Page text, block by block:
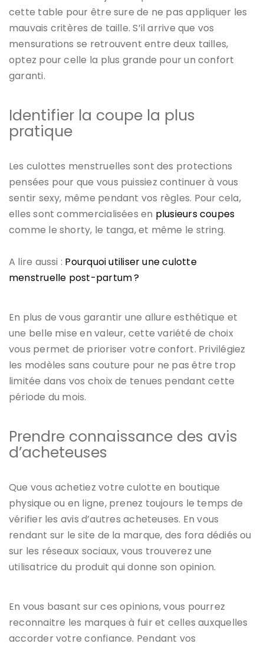
cette table pour être sure de ne pas appliquer les
mauvais critères de taille. S’il arrive que vos
mensurations se retrouvent entre deux tailles,
optez pour celle la plus grande pour un confort
garanti.
Identifier la coupe la plus
pratique
Les culottes menstruelles sont des protections
pensées pour que vous puissiez continuer à vous
sentir sexy, même pendant vos règles. Pour cela,
elles sont commercialisées en plusieurs coupes
comme le shorty, le tanga, et même le string.
A lire aussi : Pourquoi utiliser une culotte
menstruelle post-partum ?
En plus de vous garantir une allure esthétique et
une belle mise en valeur, cette variété de choix
vous permet de prioriser votre confort. Privilégiez
les modèles sans couture pour ne pas être trop
limitée dans vos choix de tenues pendant cette
période du mois.
Prendre connaissance des avis
d’acheteuses
Que vous achetiez votre culotte en boutique
physique ou en ligne, prenez toujours le temps de
vérifier les avis d’autres acheteuses. En vous
rendant sur le site de la marque, des fora dédiés ou
sur les réseaux sociaux, vous trouverez une
utilisatrice du produit qui donne son opinion.
En vous basant sur ces opinions, vous pourrez
reconnaitre les marques à fuir et celles auxquelles
accorder votre confiance. Pendant vos